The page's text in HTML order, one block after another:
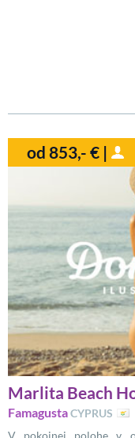
od 853,- € |
Marlita Beach
FamagustaCYPRUS
V pokojnej polohe v